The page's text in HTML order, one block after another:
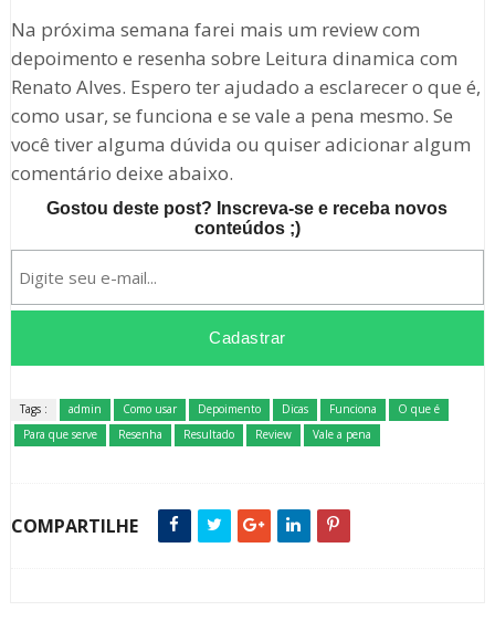
Na próxima semana farei mais um review com
depoimento e resenha sobre Leitura dinamica com
Renato Alves. Espero ter ajudado a esclarecer o que é,
como usar, se funciona e se vale a pena mesmo. Se
você tiver alguma dúvida ou quiser adicionar algum
comentário deixe abaixo.
Gostou deste post? Inscreva-se e receba novos
conteúdos ;)
Tags : admin Como usar Depoimento Dicas Funciona
O que é
Para que serve
Resenha Resultado Review Vale a pena
COMPARTILHE